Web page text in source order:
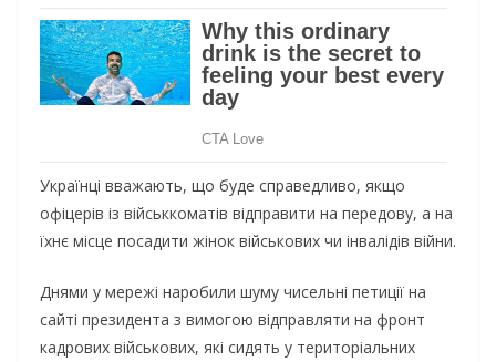
Українці вважають, що буде справедливо, якщо
офіцерів із військкоматів відправити на передову, а на
їхнє місце посадити жінок військових чи інвалідів війни.
Днями у мережі наробили шуму чисельні петиції на
сайті президента з вимогою відправляти на фронт
кадрових військових, які сидять у територіальних